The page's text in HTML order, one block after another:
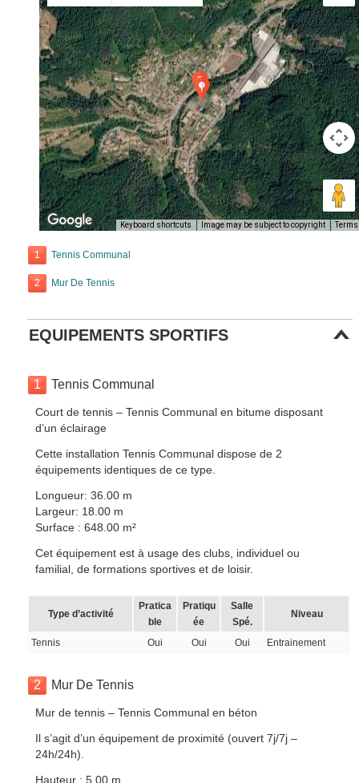
Keyboard shortcuts Image may be subject to copyright Terms
1 Tennis Communal
2 Mur De Tennis
EQUIPEMENTS SPORTIFS
1 Tennis Communal
Court de tennis – Tennis Communal en bitume disposant
d’un éclairage
Cette installation Tennis Communal dispose de 2
équipements identiques de ce type.
Longueur: 36.00 m
Largeur: 18.00 m
Surface : 648.00 m²
Cet équipement est à usage des clubs, individuel ou
familial, de formations sportives et de loisir.
Type d’activité
Pratica
ble
Pratiqu
ée
Salle
Spé.
Niveau
Tennis Oui Oui Oui Entrainement
2 Mur De Tennis
Mur de tennis – Tennis Communal en béton
Il s’agit d’un équipement de proximité (ouvert 7j/7j –
24h/24h).
Hauteur : 5.00 m